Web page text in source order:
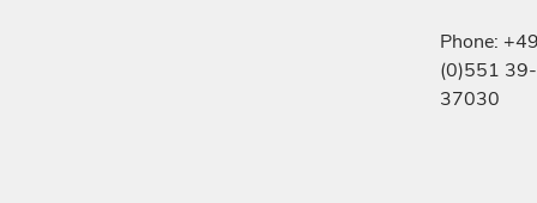
Phone:
(0)551 39-
37030